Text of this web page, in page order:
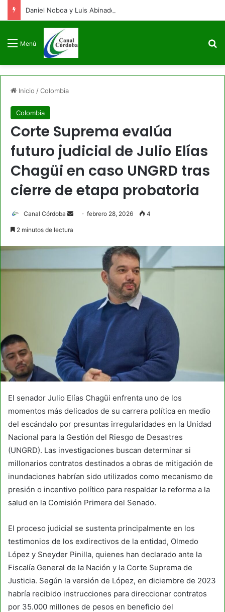
Menú
Inicio /Colombia
Colombia
Corte Suprema evalúa
futuro judicial de Julio Elías
Chagüi en caso UNGRD tras
cierre de etapa probatoria
Canal Córdoba
Sendfebrero 28, 2026 4
2 minutos de lectura
El senador Julio Elías Chagüi enfrenta uno de los
momentos más delicados de su carrera política en medio
del escándalo por presuntas irregularidades en la Unidad
Nacional para la Gestión del Riesgo de Desastres
(UNGRD). Las investigaciones buscan determinar si
millonarios contratos destinados a obras de mitigación de
inundaciones habrían sido utilizados como mecanismo de
presión o incentivo político para respaldar la reforma a la
salud en la Comisión Primera del Senado.
El proceso judicial se sustenta principalmente en los
testimonios de los exdirectivos de la entidad, Olmedo
López y Sneyder Pinilla, quienes han declarado ante la
Fiscalía General de la Nación y la Corte Suprema de
Justicia. Según la versión de López, en diciembre de 2023
habría recibido instrucciones para direccionar contratos
por 35.000 millones de pesos en beneficio del